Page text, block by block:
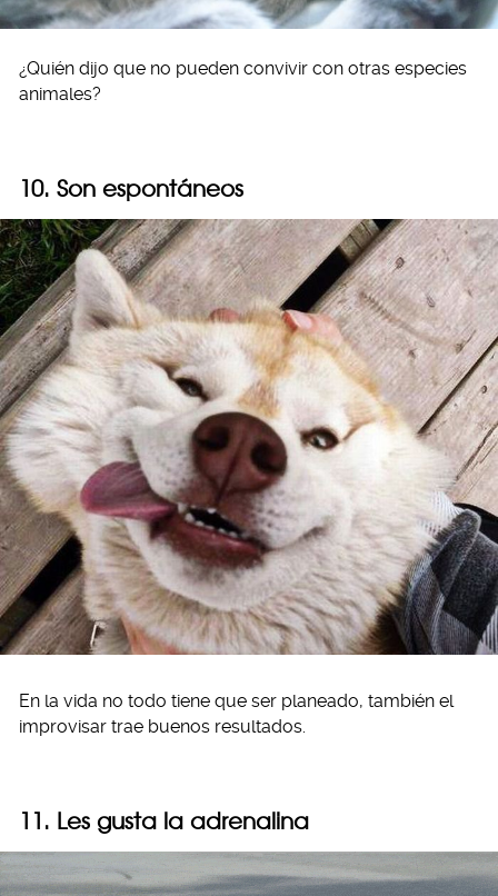
¿Quién dijo que no pueden convivir con otras especies
animales?
10. Son espontáneos
En la vida no todo tiene que ser planeado, también el
improvisar trae buenos resultados.
11. Les gusta la adrenalina